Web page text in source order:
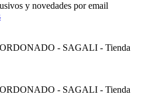
y novedades por email